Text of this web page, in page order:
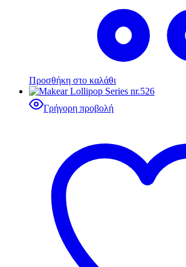
Προσθήκη στο καλάθι
Γρήγορη προβολή